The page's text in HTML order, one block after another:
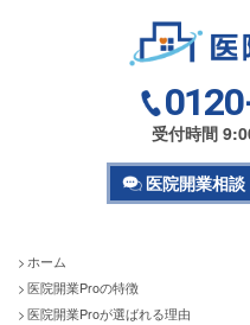
受付時間
医院開業相談
ホーム
医院開業Proの特徴
医院開業Proが選ばれる理由